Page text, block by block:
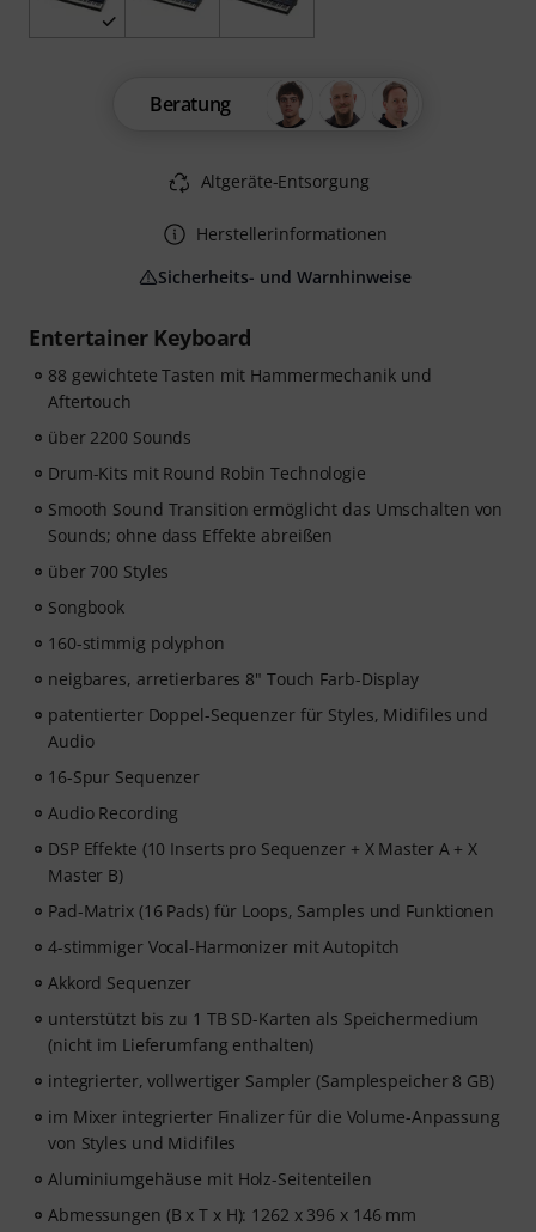
Entertainer Keyboard
88 gewichtete Tasten mit Hammermechanik und
Aftertouch
über 2200 Sounds
Drum-Kits mit Round Robin Technologie
Smooth Sound Transition ermöglicht das Umschalten von
Sounds; ohne dass Effekte abreißen
über 700 Styles
Songbook
160-stimmig polyphon
neigbares, arretierbares 8" Touch Farb-Display
patentierter Doppel-Sequenzer für Styles, Midifiles und
Audio
16-Spur Sequenzer
Audio Recording
DSP Effekte (10 Inserts pro Sequenzer + X Master A + X
Master B)
Pad-Matrix (16 Pads) für Loops, Samples und Funktionen
4-stimmiger Vocal-Harmonizer mit Autopitch
Akkord Sequenzer
unterstützt bis zu 1 TB SD-Karten als Speichermedium
(nicht im Lieferumfang enthalten)
integrierter, vollwertiger Sampler (Samplespeicher 8 GB)
im Mixer integrierter Finalizer für die Volume-Anpassung
von Styles und Midifiles
Aluminiumgehäuse mit Holz-Seitenteilen
Abmessungen (B x T x H): 1262 x 396 x 146 mm
Beratung
Altgeräte-Entsorgung
Herstellerinformationen
Sicherheits- und Warnhinweise